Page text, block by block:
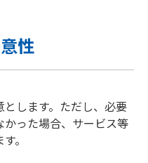
性
します。ただし、必要
かった場合、サービス等
。